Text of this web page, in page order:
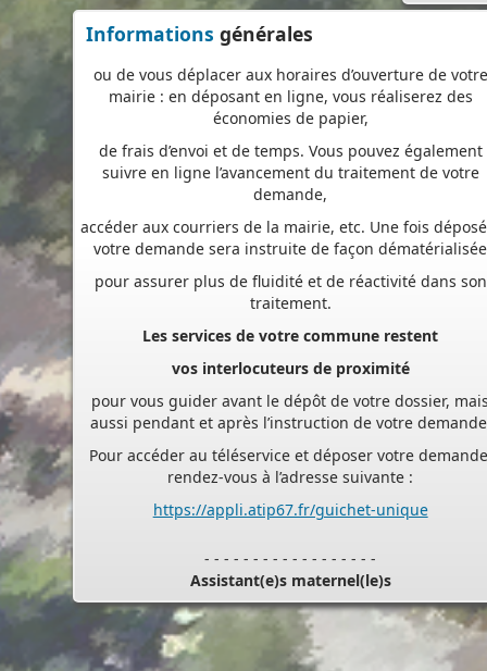
Informations générales
ou de vous déplacer aux horaires d’ouverture de votre
mairie : en déposant en ligne, vous réaliserez des
économies de papier,
de frais d’envoi et de temps. Vous pouvez également
suivre en ligne l’avancement du traitement de votre
demande,
accéder aux courriers de la mairie, etc. Une fois
votre demande sera instruite de façon dématérialisée
pour assurer plus de fluidité et de réactivité dans son
traitement.
Les services de votre commune restent
aussi pendant et après l’instruction de votre demande.
Pour accéder au téléservice et déposer votre demande,
rendez-vous à l’adresse suivante :
https://appli.atip67.fr/guichet-unique
- - - - - - - - - - - - - - - - - -
Vous trouverez les listes des assistants maternels
et MAM par commune sur le site :
https://www.bas-
rhin.fr/carte-assistants-maternels-bas-rhin/.